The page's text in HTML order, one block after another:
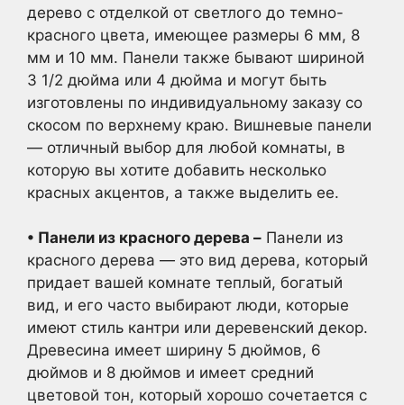
дерево с отделкой от светлого до темно-
красного цвета, имеющее размеры 6 мм, 8
мм и 10 мм. Панели также бывают шириной
3 1/2 дюйма или 4 дюйма и могут быть
изготовлены по индивидуальному заказу со
скосом по верхнему краю. Вишневые панели
— отличный выбор для любой комнаты, в
которую вы хотите добавить несколько
красных акцентов, а также выделить ее.
• Панели из красного дерева – Панели из
красного дерева — это вид дерева, который
придает вашей комнате теплый, богатый
вид, и его часто выбирают люди, которые
имеют стиль кантри или деревенский декор.
Древесина имеет ширину 5 дюймов, 6
дюймов и 8 дюймов и имеет средний
цветовой тон, который хорошо сочетается с